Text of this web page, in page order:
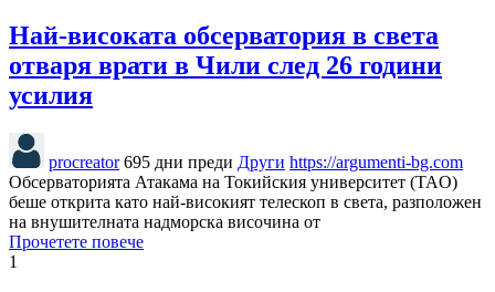
Най-високата обсерватория в света
отваря врати в Чили след 26 години
усилия
procreator 695 дни преди Други https://argumenti-bg.com
Обсерваторията Атакама на Токийския университет (TAO)
беше открита като най-високият телескоп в света, разположен
на внушителната надморска височина от
Прочетете повече
1